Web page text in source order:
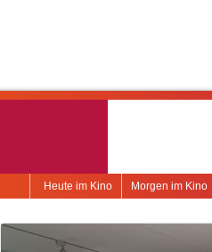
Morgen im Kino
Heute im Kino